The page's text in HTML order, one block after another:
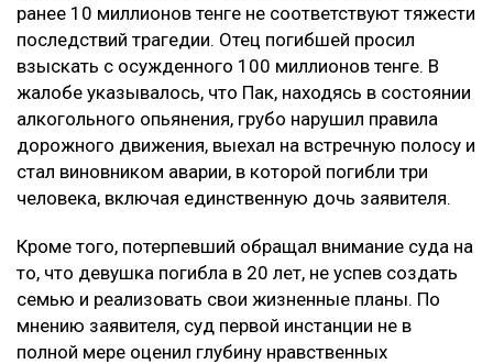
ранее 10 миллионов тенге не соответствуют тяжести
последствий трагедии. Отец погибшей просил
взыскать с осужденного 100 миллионов тенге. В
жалобе указывалось, что Пак, находясь в состоянии
алкогольного опьянения, грубо нарушил правила
дорожного движения, выехал на встречную полосу и
стал виновником аварии, в которой погибли три
человека, включая единственную дочь заявителя.
Кроме того, потерпевший обращал внимание суда на
то, что девушка погибла в 20 лет, не успев создать
семью и реализовать свои жизненные планы. По
мнению заявителя, суд первой инстанции не в
полной мере оценил глубину нравственных